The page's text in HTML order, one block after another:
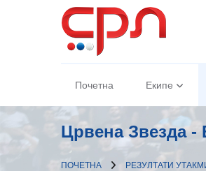
Почетна Екипе
Црвена Звезда -
ПОЧЕТНА РЕЗУЛТАТИ